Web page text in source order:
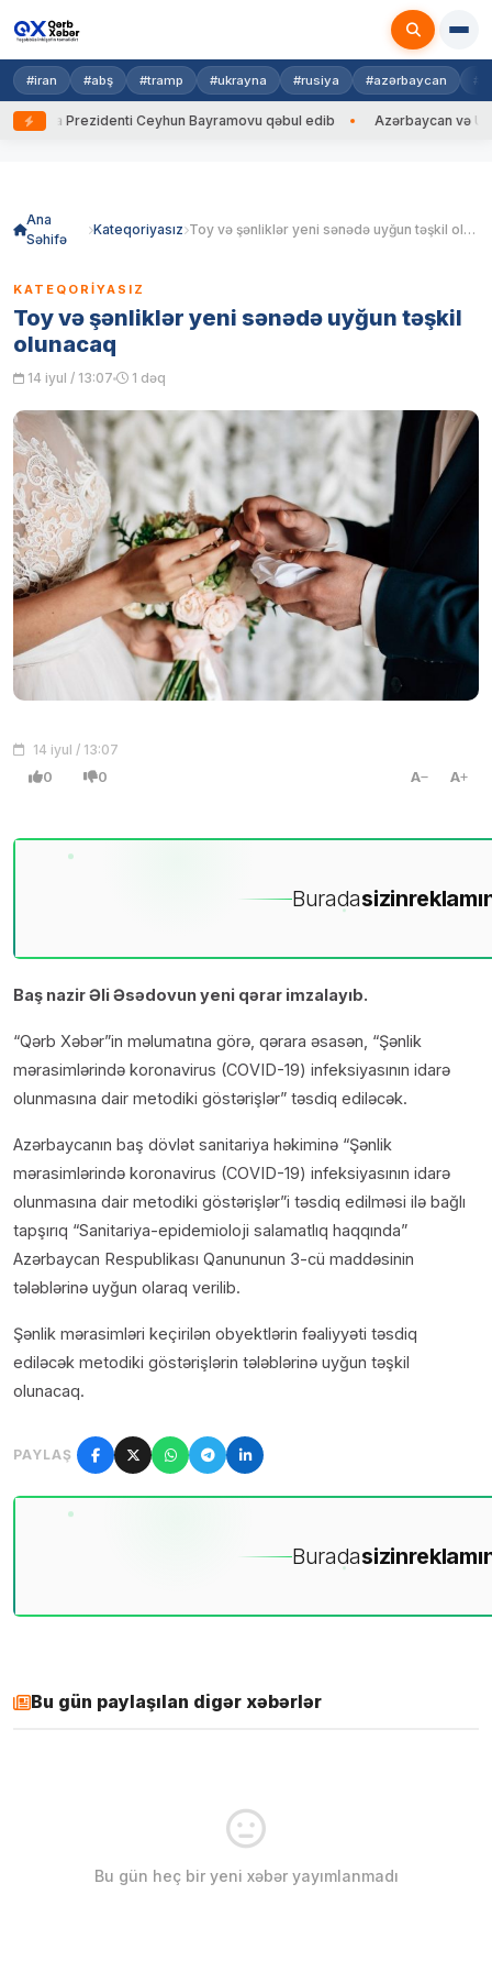
#iran #abş #tramp #ukrayna #rusiya #azərbaycan
Prezidenti Ceyhun Bayramovu qəbul edib Azərbaycan və
Ana
Səhifə
Kateqoriyasız Toy və şənliklər yeni sənədə uyğun təşkil olunacaq
KATEQORIYASIZ
Toy və şənliklər yeni sənədə uyğun təşkil
olunacaq
14 iyul / 13:07 1 dəq
14 iyul / 13:07
0 0 A A
Buradasizin
Baş nazir Əli Əsədovun yeni qərar imzalayıb.
“Qərb Xəbər”in məlumatına görə, qərara əsasən, “Şənlik
mərasimlərində koronavirus (COVID-19) infeksiyasının idarə
olunmasına dair metodiki göstərişlər” təsdiq ediləcək.
Azərbaycanın baş dövlət sanitariya həkiminə “Şənlik
mərasimlərində koronavirus (COVID-19) infeksiyasının idarə
olunmasına dair metodiki göstərişlər”i təsdiq edilməsi ilə bağlı
tapşırıq “Sanitariya-epidemioloji salamatlıq haqqında”
Azərbaycan Respublikası Qanununun 3-cü maddəsinin
tələblərinə uyğun olaraq verilib.
Şənlik mərasimləri keçirilən obyektlərin fəaliyyəti təsdiq
ediləcək metodiki göstərişlərin tələblərinə uyğun təşkil
olunacaq.
PAYLAŞ
Buradasizin
Bu gün paylaşılan digər xəbərlər
Bu gün heç bir yeni xəbər yayımlanmadı